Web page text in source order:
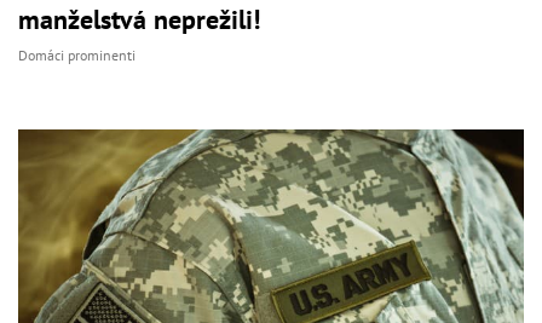
manželstvá neprežili!
Domáci prominenti